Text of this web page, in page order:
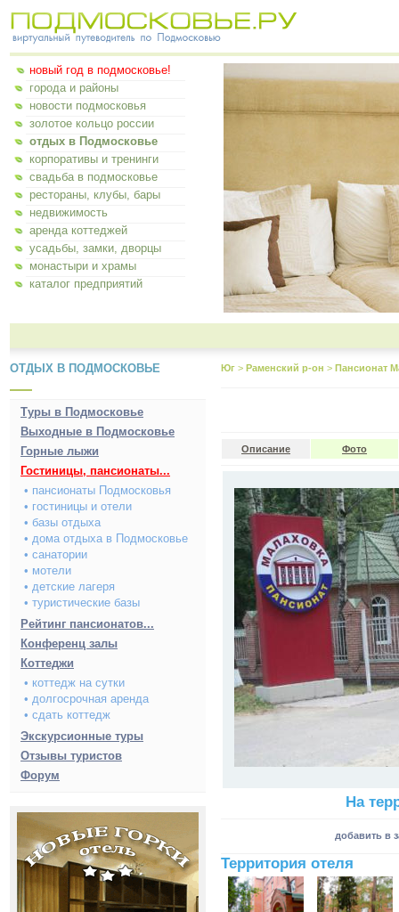
новый год в подмосковье!
города и районы
новости подмосковья
золотое кольцо россии
отдых в Подмосковье
корпоративы и тренинги
свадьба в подмосковье
рестораны, клубы, бары
недвижимость
аренда коттеджей
усадьбы, замки, дворцы
монастыри и храмы
каталог предприятий
ОТДЫХ В ПОДМОСКОВЬЕ
Туры в Подмосковье
Выходные в Подмосковье
Горные лыжи
Гостиницы, пансионаты...
• пансионаты Подмосковья
• гостиницы и отели
• базы отдыха
• дома отдыха в Подмосковье
• санатории
• мотели
• детские лагеря
• туристические базы
Рейтинг пансионатов...
Конференц залы
Коттеджи
• коттедж на сутки
• долгосрочная аренда
• сдать коттедж
Экскурсионные туры
Отзывы туристов
Форум
Юг > Раменский р-он > Пансионат
Описание Фото
На
добавить в
Территория отеля